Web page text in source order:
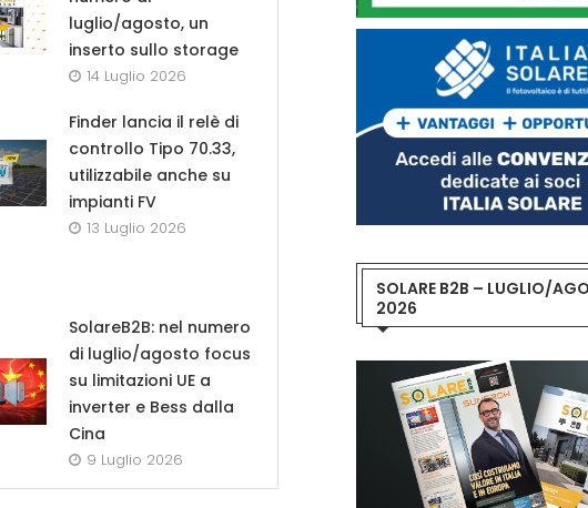
luglio/agosto, un
inserto sullo storage
14 Luglio 2026
Finder lancia il relè di
controllo Tipo 70.33,
utilizzabile anche su
impianti FV
13 Luglio 2026
SolareB2B: nel numero
di luglio/agosto focus
su limitazioni UE a
inverter e Bess dalla
Cina
9 Luglio 2026
SOLARE B2B – LUGLIO/
2026